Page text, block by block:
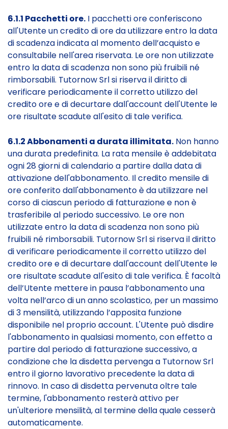
6.1.1 Pacchetti ore. I pacchetti ore conferiscono
all'Utente un credito di ore da utilizzare entro la data
di scadenza indicata al momento dell’acquisto e
consultabile nell'area riservata. Le ore non utilizzate
entro la data di scadenza non sono più fruibili né
rimborsabili. Tutornow Srl si riserva il diritto di
verificare periodicamente il corretto utilizzo del
credito ore e di decurtare dall'account dell'Utente le
ore risultate scadute all'esito di tale verifica.
6.1.2 Abbonamenti a durata illimitata. Non hanno
una durata predefinita. La rata mensile è addebitata
ogni 28 giorni di calendario a partire dalla data di
attivazione dell'abbonamento. Il credito mensile di
ore conferito dall'abbonamento è da utilizzare nel
corso di ciascun periodo di fatturazione e non è
trasferibile al periodo successivo. Le ore non
utilizzate entro la data di scadenza non sono più
fruibili né rimborsabili. Tutornow Srl si riserva il diritto
di verificare periodicamente il corretto utilizzo del
credito ore e di decurtare dall'account dell'Utente le
ore risultate scadute all'esito di tale verifica. È facoltà
dell’Utente mettere in pausa l’abbonamento una
volta nell’arco di un anno scolastico, per un massimo
di 3 mensilità, utilizzando l’apposita funzione
disponibile nel proprio account. L'Utente può disdire
l'abbonamento in qualsiasi momento, con effetto a
partire dal periodo di fatturazione successivo, a
condizione che la disdetta pervenga a Tutornow Srl
entro il giorno lavorativo precedente la data di
rinnovo. In caso di disdetta pervenuta oltre tale
termine, l'abbonamento resterà attivo per
un'ulteriore mensilità, al termine della quale cesserà
automaticamente.